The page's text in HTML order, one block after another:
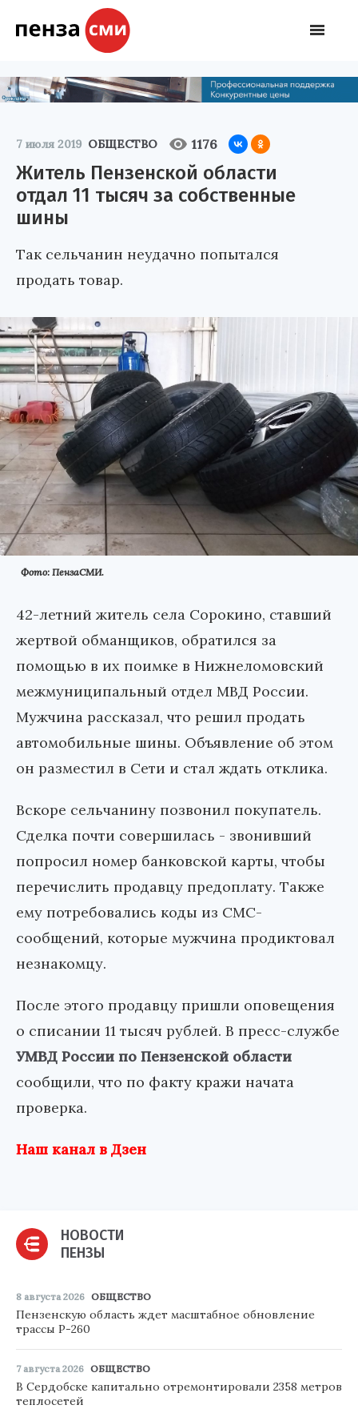
7 июля 2019 ОБЩЕСТВО 1176
Житель Пензенской области
отдал 11 тысяч за собственные
шины
Так сельчанин неудачно попытался
продать товар.
Фото: ПензаСМИ.
42-летний житель села Сорокино, ставший
жертвой обманщиков, обратился за
помощью в их поимке в Нижнеломовский
межмуниципальный отдел МВД России.
Мужчина рассказал, что решил продать
автомобильные шины. Объявление об этом
он разместил в Сети и стал ждать отклика.
Вскоре сельчанину позвонил покупатель.
Сделка почти совершилась - звонивший
попросил номер банковской карты, чтобы
перечислить продавцу предоплату. Также
ему потребовались коды из СМС-
сообщений, которые мужчина продиктовал
незнакомцу.
После этого продавцу пришли оповещения
о списании 11 тысяч рублей. В пресс-службе
УМВД России по Пензенской области
сообщили, что по факту кражи начата
проверка.
Наш канал в Дзен
НОВОСТИ
ПЕНЗЫ
8 августа 2026 ОБЩЕСТВО
Пензенскую область ждет масштабное обновление
трассы Р-260
7 августа 2026 ОБЩЕСТВО
В Сердобске капитально отремонтировали 2358 метров
теплосетей